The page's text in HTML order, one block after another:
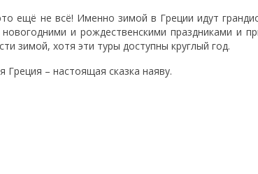
ещё не всё! Именно зимой в Греции идут
новогодними и рождественскими праздниками и
зимой, хотя эти туры доступны круглый год.
Греция – настоящая сказка наяву.